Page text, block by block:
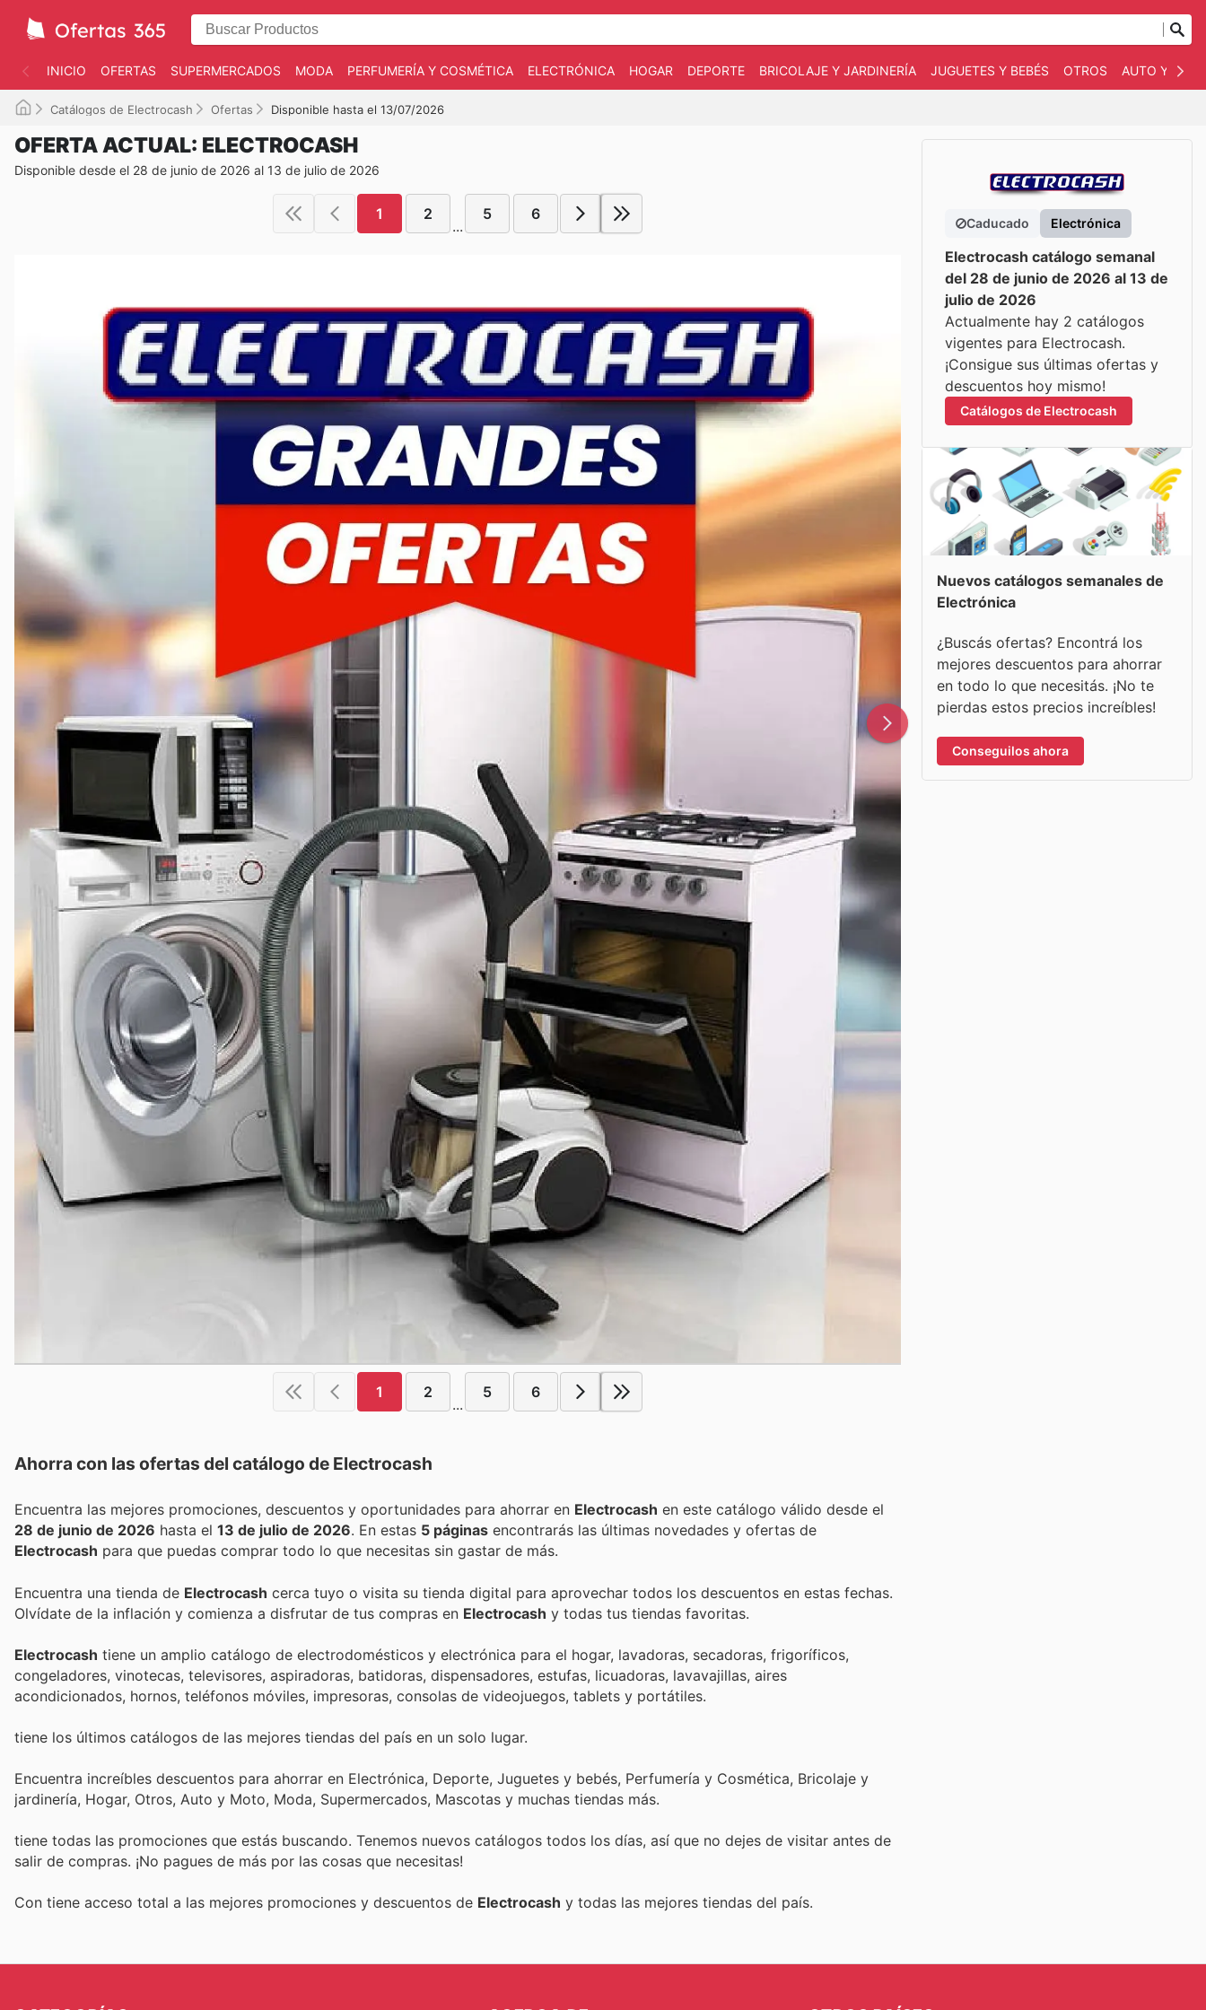
INICIO OFERTAS SUPERMERCADOS MODA PERFUMERÍA Y COSMÉTICA ELECTRÓNICA HOGAR DEPORTE BRICOLAJE Y JARDINERÍA JUGUETES Y BEBÉS OTROS AUTO Y
Catálogos de Electrocash Ofertas Disponible hasta el 13/07/2026
OFERTA ACTUAL: ELECTROCASH
Disponible desde el 28 de junio de 2026 al 13 de julio de 2026
1 2
...
5 6
1 2
...
5 6
Ahorra con las ofertas del catálogo de Electrocash
Encuentra las mejores promociones, descuentos y oportunidades para ahorrar en Electrocash en este catálogo válido desde el
28 de junio de 2026 hasta el 13 de julio de 2026 . En estas 5 páginas encontrarás las últimas novedades y ofertas de
Electrocash para que puedas comprar todo lo que necesitas sin gastar de más.
Encuentra una tienda de Electrocash cerca tuyo o visita su tienda digital para aprovechar todos los descuentos en estas fechas.
Olvídate de la inflación y comienza a disfrutar de tus compras en Electrocash y todas tus tiendas favoritas.
Electrocash tiene un amplio catálogo de electrodomésticos y electrónica para el hogar, lavadoras, secadoras, frigoríficos,
congeladores, vinotecas, televisores, aspiradoras, batidoras, dispensadores, estufas, licuadoras, lavavajillas, aires
acondicionados, hornos, teléfonos móviles, impresoras, consolas de videojuegos, tablets y portátiles.
tiene los últimos catálogos de las mejores tiendas del país en un solo lugar.
Encuentra increíbles descuentos para ahorrar en Electrónica, Deporte, Juguetes y bebés, Perfumería y Cosmética, Bricolaje y
jardinería, Hogar, Otros, Auto y Moto, Moda, Supermercados, Mascotas y muchas tiendas más.
tiene todas las promociones que estás buscando. Tenemos nuevos catálogos todos los días, así que no dejes de visitar antes de
salir de compras. ¡No pagues de más por las cosas que necesitas!
Con tiene acceso total a las mejores promociones y descuentos de Electrocash y todas las mejores tiendas del país.
Caducado Electrónica
Electrocash catálogo semanal
del 28 de junio de 2026 al 13 de
julio de 2026
Actualmente hay 2 catálogos
vigentes para Electrocash.
¡Consigue sus últimas ofertas y
descuentos hoy mismo!
Catálogos de Electrocash
Nuevos catálogos semanales de
Electrónica
¿Buscás ofertas? Encontrá los
mejores descuentos para ahorrar
en todo lo que necesitás. ¡No te
pierdas estos precios increíbles!
Conseguilos ahora